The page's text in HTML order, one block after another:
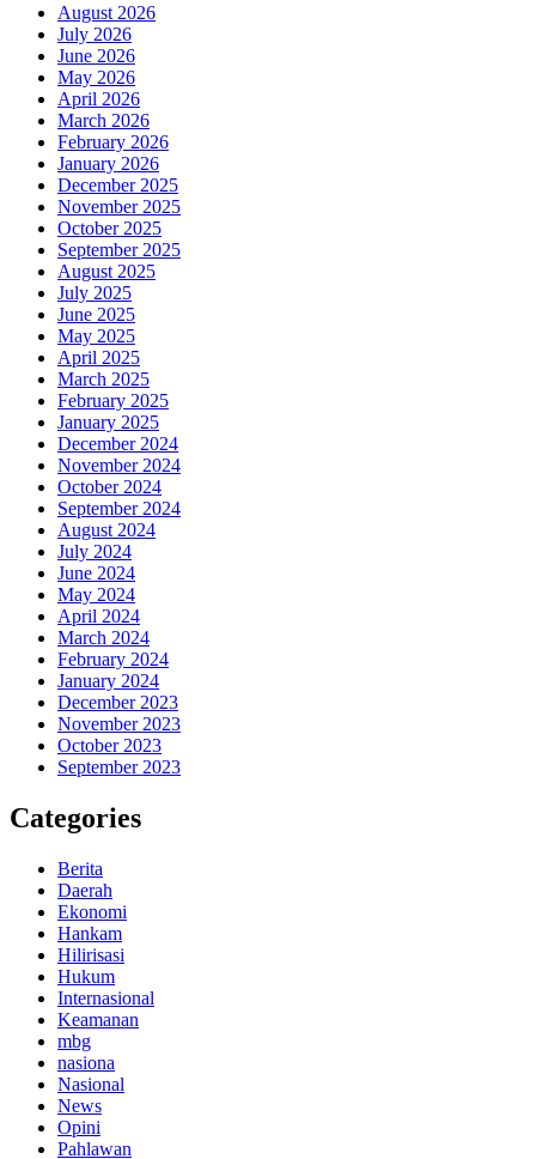
August 2026
July 2026
June 2026
May 2026
April 2026
March 2026
February 2026
January 2026
December 2025
November 2025
October 2025
September 2025
August 2025
July 2025
June 2025
May 2025
April 2025
March 2025
February 2025
January 2025
December 2024
November 2024
October 2024
September 2024
August 2024
July 2024
June 2024
May 2024
April 2024
March 2024
February 2024
January 2024
December 2023
November 2023
October 2023
September 2023
Categories
Berita
Daerah
Ekonomi
Hankam
Hilirisasi
Hukum
Internasional
Keamanan
mbg
nasiona
Nasional
News
Opini
Pahlawan